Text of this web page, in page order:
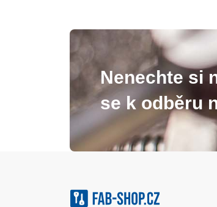
Nenechte si
se k odběru